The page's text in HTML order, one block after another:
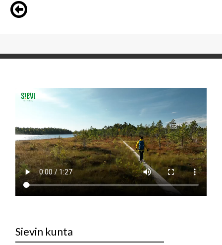
Sievin kunta